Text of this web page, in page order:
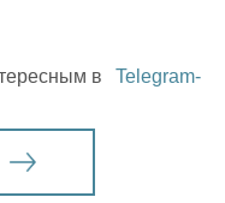
в
Telegram-